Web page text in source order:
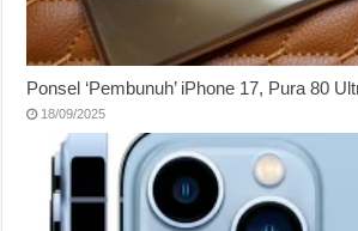
Ponsel ‘Pembunuh’ iPhone 17, Pura 80
18/09/2025